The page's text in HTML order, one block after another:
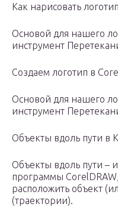
Как нарисовать
Основой для нашего
инструмент
Создаем логотип в
Основой для нашего
инструмент
Объекты вдоль пути в
Объекты вдоль пути –
программы
расположить объект
(траектории).